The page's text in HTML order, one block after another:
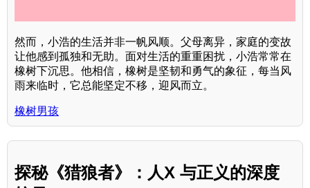
然而，小浩的生活并非一帆风顺。父母离异，家庭的变故
让他感到孤独和无助。面对生活的重重困扰，小浩常常在
橡树下沉思。他相信，橡树是坚韧和勇气的象征，每当风
雨来临时，它总能坚定不移，迎风而立。
橡树男孩
探秘《猎狼者》：人X 与正义的深度